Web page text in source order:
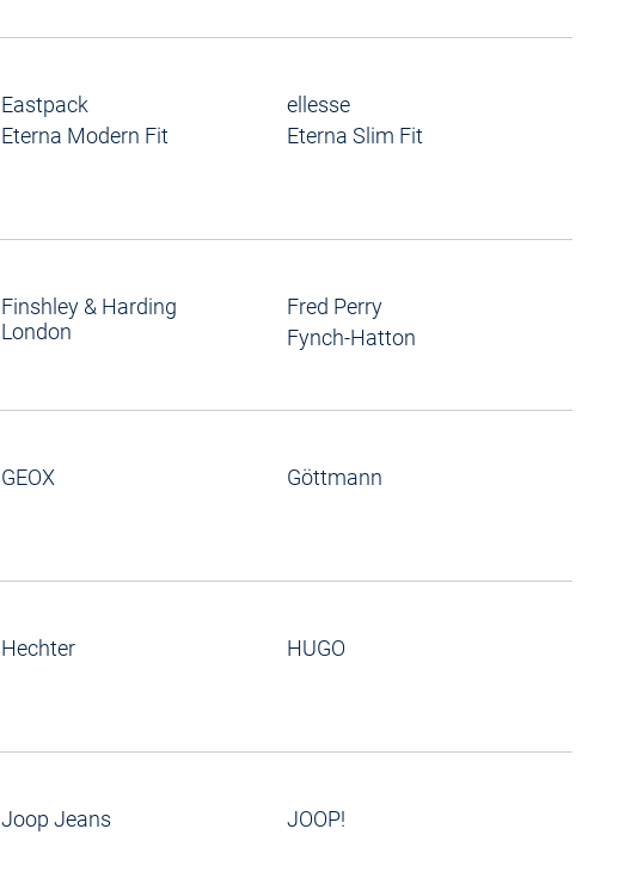
Eastpack
ellesse
Eterna Modern Fit
Eterna Slim Fit
Finshley & Harding
London
Fred Perry
Fynch-Hatton
GEOX
Göttmann
Hechter
HUGO
Joop Jeans JOOP!